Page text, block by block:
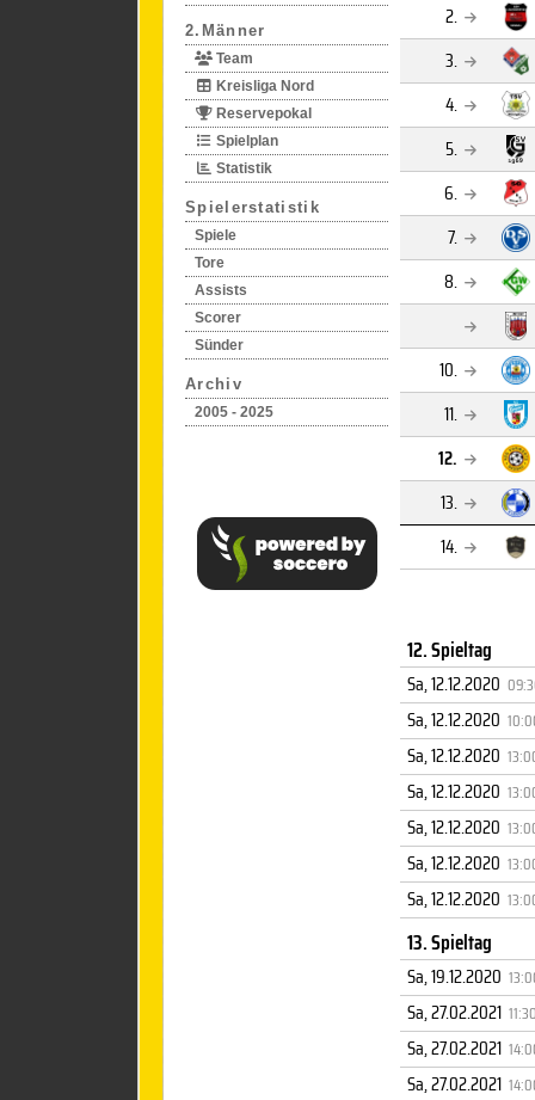
2.Männer
Team
Kreisliga Nord
Reservepokal
Spielplan
Statistik
Spielerstatistik
Spiele
Tore
Assists
Scorer
Sünder
Archiv
2005 - 2025
2.
3.
4.
5.
6.
7.
8.
10.
11.
12.
13.
14.
12. Spieltag
Sa, 12.12.2020
Sa, 12.12.2020
Sa, 12.12.2020
Sa, 12.12.2020
Sa, 12.12.2020
Sa, 12.12.2020
Sa, 12.12.2020
13. Spieltag
Sa, 19.12.2020
Sa, 27.02.2021
Sa, 27.02.2021
Sa, 27.02.2021